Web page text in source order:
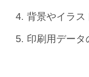
4. 背景やイラス
5. 印刷用データ